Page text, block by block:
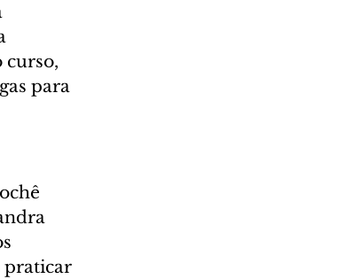
curso,
para
praticar